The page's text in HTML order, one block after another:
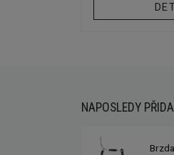
NAPOSLEDY